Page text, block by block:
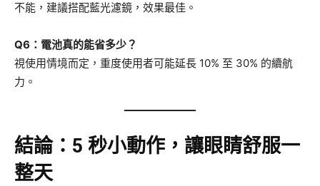
不能，建議搭配藍光濾鏡，效果最佳。
Q6：電池真的能省多少？
視使用情境而定，重度使用者可能延長 10% 至 30% 的續航
力。
結論：5 秒小動作，讓眼睛舒服一
整天